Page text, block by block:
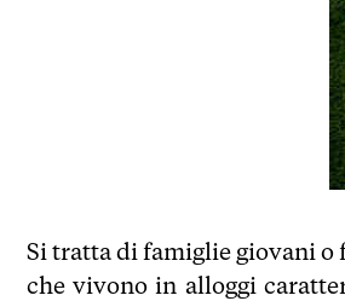
Si tratta di famiglie giovani o
che vivono in alloggi